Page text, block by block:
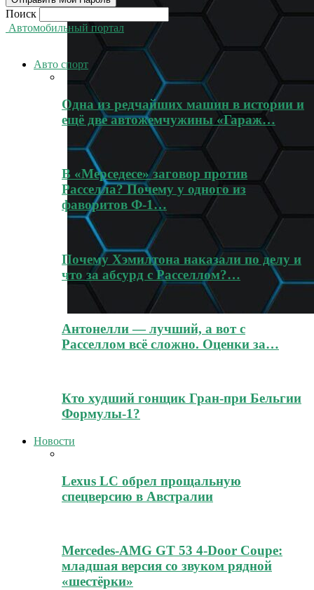
Поиск
Автомобильный портал
Авто спорт
Одна из редчайших машин в истории и
ещё две автожемчужины «Гараж…
В «Мерседесе» заговор против
Расселла? Почему у одного из
фаворитов Ф-1…
Почему Хэмилтона наказали по делу и
что за абсурд с Расселлом?…
Антонелли — лучший, а вот с
Расселлом всё сложно. Оценки за…
Кто худший гонщик Гран-при Бельгии
Формулы-1?
Новости
Lexus LC обрел прощальную
спецверсию в Австралии
Mercedes-AMG GT 53 4-Door Coupe:
младшая версия со звуком рядной
«шестёрки»